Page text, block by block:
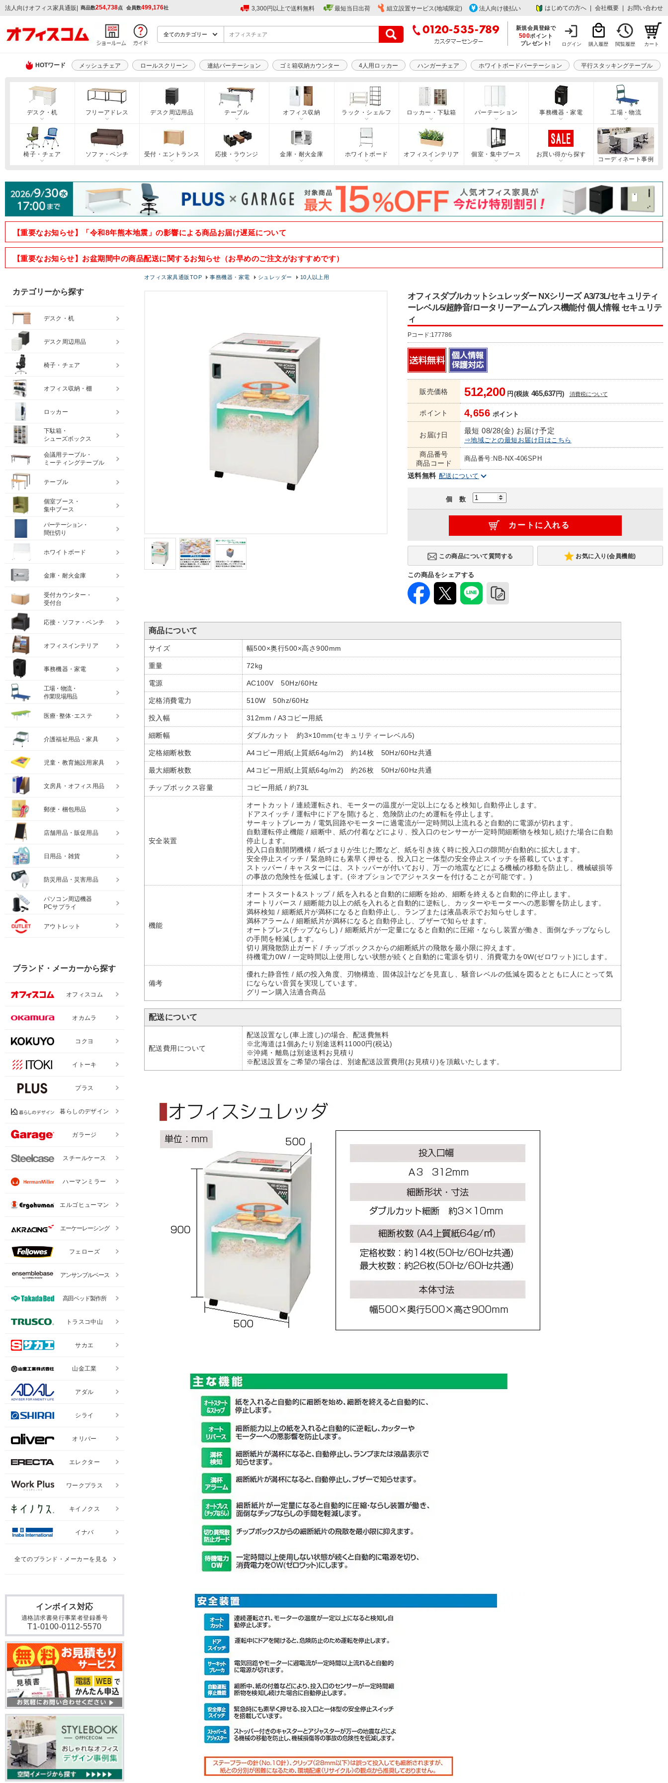
法人向けオフィス家具通販 | 商品数254,738点 会員数499,176社 3,300円以上で送料無料 最短当日出荷 組立設置サービス(地域限定) 法人向け後払い はじめての方へ 会社概要 お問い合わせ
新規会員登録で
500ポイント
プレゼント!
ログイン 購入履歴 閲覧履歴 カート
HOTワード メッシュチェア ロールスクリーン 連結パーテーション ゴミ箱収納カウンター 4人用ロッカー ハンガーチェア ホワイトボードパーテーション 平行スタッキングテーブル
デスク・机 フリーアドレス デスク周辺用品 テーブル オフィス収納 ラック・シェルフ ロッカー・下駄箱 パーテーション 事務機器・家電 工場・物流
椅子・チェア ソファ・ベンチ 受付・エントランス 応接・ラウンジ 金庫・耐火金庫 ホワイトボード オフィスインテリア 個室・集中ブース
お買い得から探す
コーディネート事例
【重要なお知らせ】「令和8年熊本地震」の影響による商品お届け遅延について
【重要なお知らせ】お盆期間中の商品配送に関するお知らせ（お早めのご注文がおすすめです）
オフィス家具通販TOP 事務機器・家電 シュレッダー 10人以上用
オフィスダブルカットシュレッダー NXシリーズ A3/73L/セキュリティ
ーレベル5/超静音/ロータリーアームプレス機能付 個人情報 セキュリテ
ィ
Pコード:177786
販売価格 512,200円(税抜 465,637円) 消費税について
ポイント 4,656 ポイント
お届け日 最短 08/28(金) お届け予定
⇒地域ごとの最短お届け日はこちら
商品番号
商品コード
商品番号:NB-NX-406SPH
送料無料 配送について
個 数
お気に入り(会員機能)
この商品をシェアする
商品について
サイズ 幅500×奥行500×高さ900mm
重量 72kg
電源 AC100V 50Hz/60Hz
定格消費電力 510W 50hz/60Hz
投入幅 312mm / A3コピー用紙
細断幅 ダブルカット 約3×10mm(セキュリティーレベル5)
定格細断枚数 A4コピー用紙(上質紙64g/m2) 約14枚 50Hz/60Hz共通
最大細断枚数 A4コピー用紙(上質紙64g/m2) 約26枚 50Hz/60Hz共通
チップボックス容量 コピー用紙 / 約73L
安全装置
オートカット / 連続運転され、モーターの温度が一定以上になると検知し自動停止します。
ドアスイッチ / 運転中にドアを開けると、危険防止のため運転を停止します。
サーキットブレーカ / 電気回路やモーターに過電流が一定時間以上流れると自動的に電源が切れます。
自動運転停止機能 / 細断中、紙の付着などにより、投入口のセンサーが一定時間細断物を検知し続けた場合に自動
停止します。
投入口自動開閉機構 / 紙づまりが生じた際など、紙を引き抜く時に投入口の隙間が自動的に拡大します。
安全停止スイッチ / 緊急時にも素早く押せる、投入口と一体型の安全停止スイッチを搭載しています。
ストッパー / キャスターには、ストッパーが付いており、万一の地震などによる機械の移動を防止し、機械破損等
の事故の危険性を低減します。(※オプションでアジャスターを付けることが可能です。)
機能
オートスタート&ストップ / 紙を入れると自動的に細断を始め、細断を終えると自動的に停止します。
オートリバース / 細断能力以上の紙を入れると自動的に逆転し、カッターやモーターへの悪影響を防止します。
満杯検知 / 細断紙片が満杯になると自動停止し、ランプまたは液晶表示でお知らせします。
満杯アラーム / 細断紙片が満杯になると自動停止し、ブザーで知らせます。
オートプレス(チップならし) / 細断紙片が一定量になると自動的に圧縮・ならし装置が働き、面倒なチップならし
の手間を軽減します。
切り屑飛散防止ガード / チップボックスからの細断紙片の飛散を最小限に抑えます。
待機電力0W / 一定時間以上使用しない状態が続くと自動的に電源を切り、消費電力を0W(ゼロワット)にします。
備考
優れた静音性 / 紙の投入角度、刃物構造、固体設計などを見直し、騒音レベルの低減を図るとともに人にとって気
にならない音質を実現しています。
グリーン購入法適合商品
配送について
配送費用について
配送設置なし(車上渡し)の場合、配送費無料
※北海道は1個あたり別途送料11000円(税込)
※沖縄・離島は別途送料お見積り
※配送設置をご希望の場合は、別途配送設置費用(お見積り)を頂戴いたします。
インボイス対応
適格請求書発行事業者登録番号
T1-0100-0112-5570
カテゴリーから探す
デスク・机
デスク周辺用品
椅子・チェア
オフィス収納・棚
ロッカー
下駄箱・
シューズボックス
会議用テーブル・
ミーティングテーブル
テーブル
個室ブース・
集中ブース
パーテーション・
間仕切り
ホワイトボード
金庫・耐火金庫
受付カウンター・
受付台
応接・ソファ・ベンチ
オフィスインテリア
事務機器・家電
工場・物流・
作業現場用品
医療･整体･エステ
介護福祉用品・家具
児童・教育施設用家具
文房具・オフィス用品
郵便・梱包用品
店舗用品・販促用品
日用品・雑貨
防災用品・災害用品
パソコン周辺機器
PCサプライ
アウトレット
ブランド・メーカーから探す
オフィスコム
オカムラ
コクヨ
イトーキ
プラス
暮らしのデザイン
ガラージ
スチールケース
ハーマンミラー
エルゴヒューマン
エーケーレーシング
フェローズ
アンサンブルベース
高田ベッド製作所
トラスコ中山
サカエ
山金工業
アダル
シライ
オリバー
エレクター
ワークプラス
キイノクス
イナバ
全てのブランド・メーカーを見る